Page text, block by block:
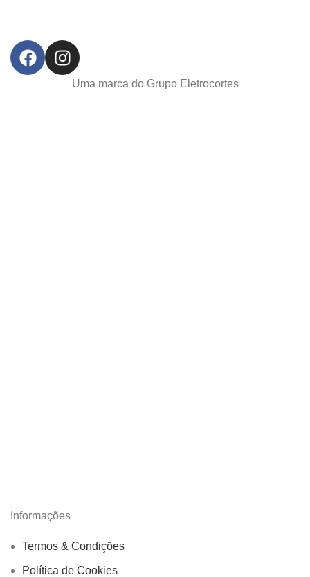
Uma marca do Grupo Eletrocortes
Informações
Termos & Condições
Política de Cookies